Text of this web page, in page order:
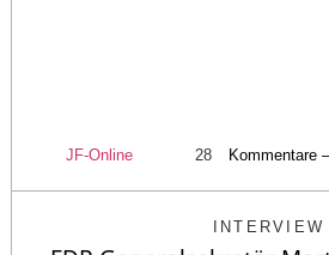
JF-Online 28 Kommentare
INTERVIEW